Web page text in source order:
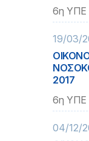
6η ΥΠΕ
19/03/
2017
6η ΥΠΕ
04/12/